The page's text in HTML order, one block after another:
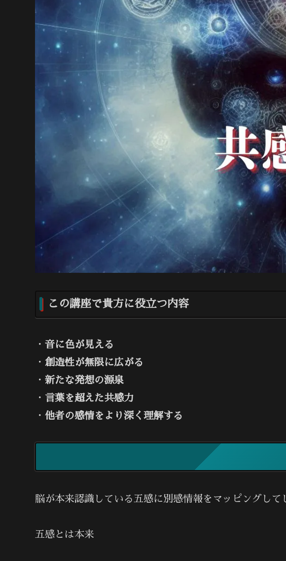
この講座で貴方に役立つ内容
・ 音に色が見える
・ 創造性が無限に広がる
・ 新たな発想の源泉
・ 言葉を超えた共感力
・ 他者の感情をより深く理解する
脳が本来認識している五感に別感情報をマッピングして
五感とは本来